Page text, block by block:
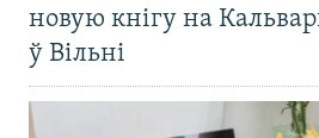
новую кнігу на
ў Вільні